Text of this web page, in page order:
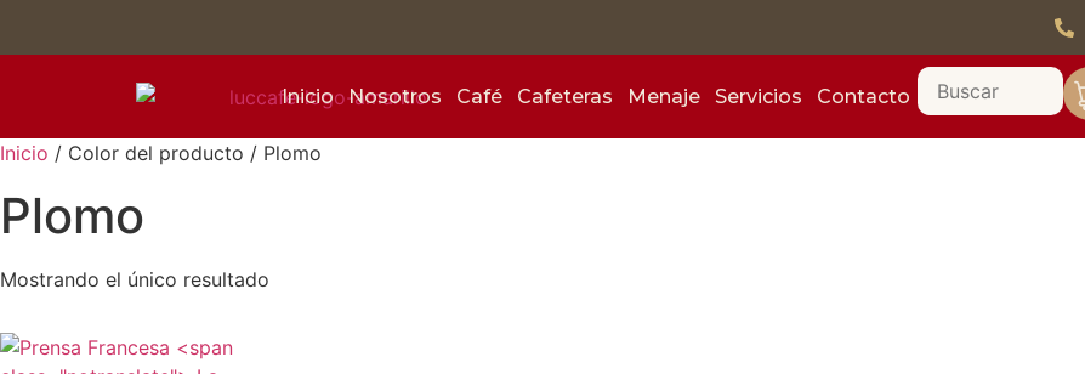
Inicio Nosotros Café Cafeteras Menaje Servicios Contacto
Inicio / Color del producto / Plomo
Plomo
Mostrando el único resultado